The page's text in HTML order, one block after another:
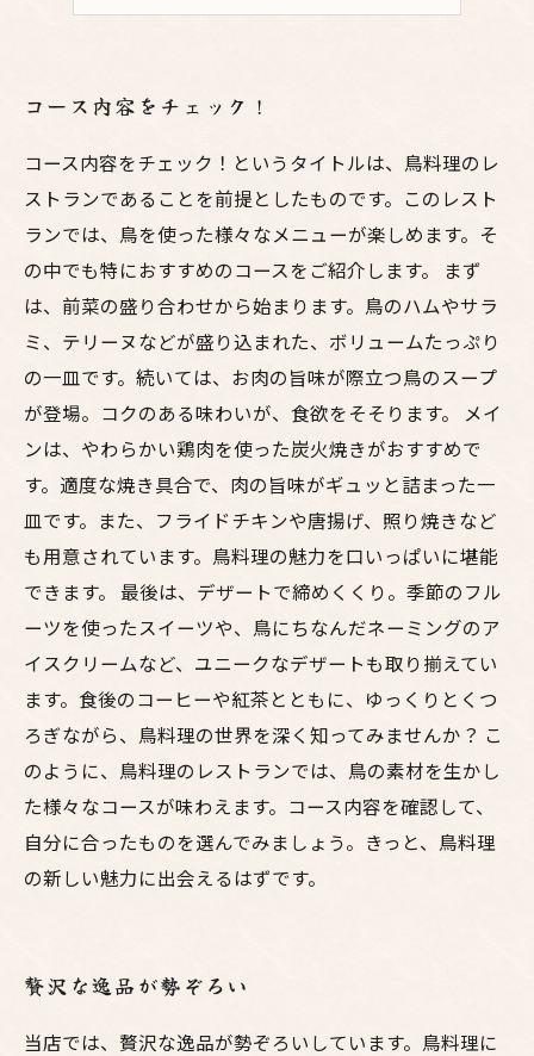
コース内容をチェック！
コース内容をチェック！というタイトルは、鳥料理のレ
ストランであることを前提としたものです。このレスト
ランでは、鳥を使った様々なメニューが楽しめます。そ
の中でも特におすすめのコースをご紹介します。 まず
は、前菜の盛り合わせから始まります。鳥のハムやサラ
ミ、テリーヌなどが盛り込まれた、ボリュームたっぷり
の一皿です。続いては、お肉の旨味が際立つ鳥のスープ
が登場。コクのある味わいが、食欲をそそります。 メイ
ンは、やわらかい鶏肉を使った炭火焼きがおすすめで
す。適度な焼き具合で、肉の旨味がギュッと詰まった一
皿です。また、フライドチキンや唐揚げ、照り焼きなど
も用意されています。鳥料理の魅力を口いっぱいに堪能
できます。 最後は、デザートで締めくくり。季節のフル
ーツを使ったスイーツや、鳥にちなんだネーミングのア
イスクリームなど、ユニークなデザートも取り揃えてい
ます。食後のコーヒーや紅茶とともに、ゆっくりとくつ
ろぎながら、鳥料理の世界を深く知ってみませんか？ こ
のように、鳥料理のレストランでは、鳥の素材を生かし
た様々なコースが味わえます。コース内容を確認して、
自分に合ったものを選んでみましょう。きっと、鳥料理
の新しい魅力に出会えるはずです。
贅沢な逸品が勢ぞろい
当店では、贅沢な逸品が勢ぞろいしています。鳥料理に